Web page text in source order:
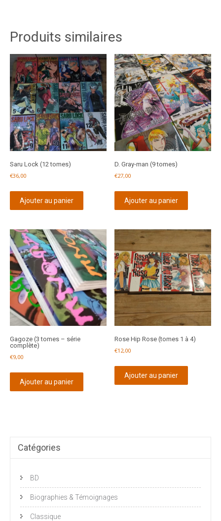
Produits similaires
Saru Lock (12 tomes)
€36,00
Ajouter au panier
D. Gray-man (9 tomes)
€27,00
Ajouter au panier
Gagoze (3 tomes – série
complète)
€9,00
Ajouter au panier
Rose Hip Rose (tomes 1 à 4)
€12,00
Ajouter au panier
Catégories
BD
Biographies & Témoignages
Classique